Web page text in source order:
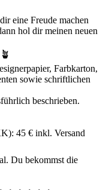
eine Freude machen
hol dir meinen neuen
Farbkarton,
sowie schriftlichen
beschrieben.
45 € inkl. Versand
Du bekommst die